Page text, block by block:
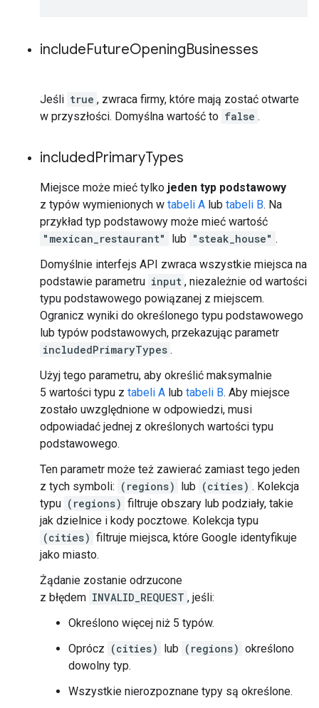
includeFutureOpeningBusinesses
Jeśli true , zwraca firmy, które mają zostać otwarte
w przyszłości. Domyślna wartość to false .
includedPrimaryTypes
Miejsce może mieć tylko jeden typ podstawowy
z typów wymienionych w tabeli A lub tabeli B. Na
przykład typ podstawowy może mieć wartość
"mexican_restaurant"
lub "steak_house" .
Domyślnie interfejs API zwraca wszystkie miejsca na
podstawie parametru input , niezależnie od wartości
typu podstawowego powiązanej z miejscem.
Ogranicz wyniki do określonego typu podstawowego
lub typów podstawowych, przekazując parametr
includedPrimaryTypes .
Użyj tego parametru, aby określić maksymalnie
5 wartości typu z tabeli A lub tabeli B. Aby miejsce
zostało uwzględnione w odpowiedzi, musi
odpowiadać jednej z określonych wartości typu
podstawowego.
Ten parametr może też zawierać zamiast tego jeden
z tych symboli: (regions) lub (cities) . Kolekcja
typu (regions) filtruje obszary lub podziały, takie
jak dzielnice i kody pocztowe. Kolekcja typu
(cities) filtruje miejsca, które Google identyfikuje
jako miasto.
Żądanie zostanie odrzucone
z błędem INVALID_REQUEST , jeśli:
Określono więcej niż 5 typów.
Oprócz (cities) lub (regions) określono
dowolny typ.
Wszystkie nierozpoznane typy są określone.